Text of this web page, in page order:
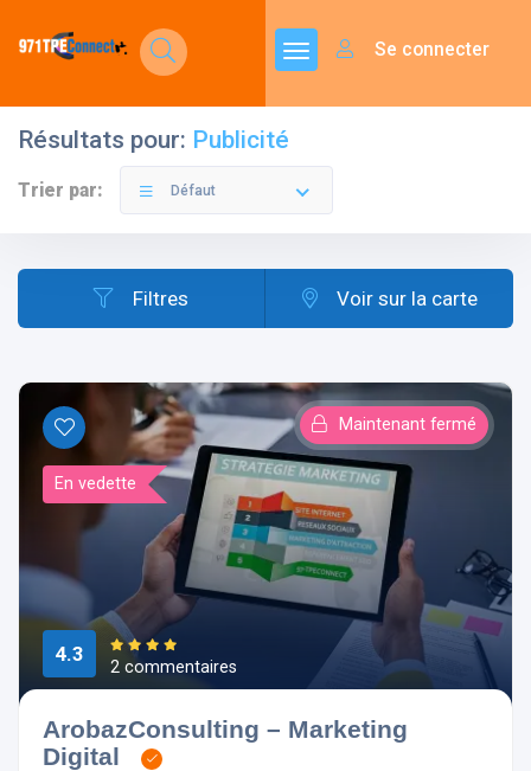
Se connecter
Résultats pour: Publicité
Trier par: Défaut
Filtres Voir sur la carte
En vedette
Maintenant fermé
4.3
2 commentaires
ArobazConsulting – Marketing
Digital